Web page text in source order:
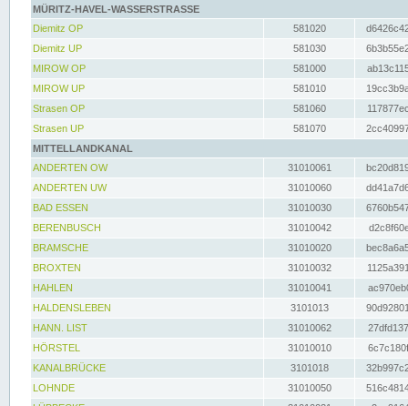
MÜRITZ-HAVEL-WASSERSTRASSE
Diemitz OP
581020
Diemitz UP
581030
MIROW OP
581000
MIROW UP
581010
Strasen OP
581060
Strasen UP
581070
MITTELLANDKANAL
ANDERTEN OW
31010061
ANDERTEN UW
31010060
BAD ESSEN
31010030
BERENBUSCH
31010042
BRAMSCHE
31010020
BROXTEN
31010032
HAHLEN
31010041
HALDENSLEBEN
3101013
HANN. LIST
31010062
HÖRSTEL
31010010
KANALBRÜCKE
3101018
LOHNDE
31010050